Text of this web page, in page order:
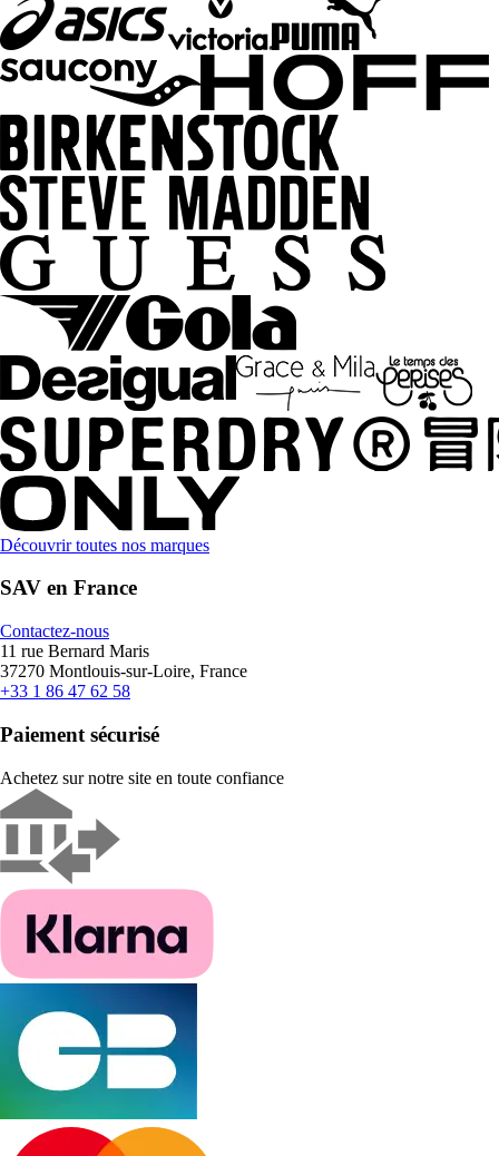
Découvrir toutes nos marques
SAV en France
Contactez-nous
11 rue Bernard Maris
37270 Montlouis-sur-Loire, France
+33 1 86 47 62 58
Paiement sécurisé
Achetez sur notre site en toute confiance